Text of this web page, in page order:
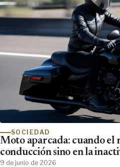
SOCIEDAD
Moto aparcada: cuando el
conducción sino en la
9 de junio de 2026